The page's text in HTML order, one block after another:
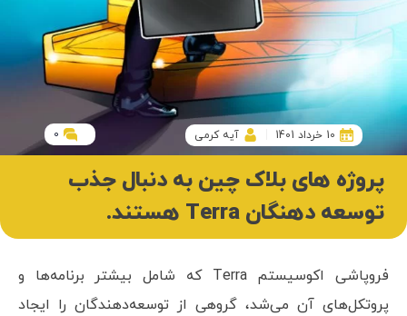
پروژه های بلاک چین به دنبال جذب
توسعه دهنگان Terra هستند.
10 خرداد 1401 آیه کرمی 0
فروپاشی اکوسیستم Terra که شامل بیشتر برنامه‌ها و
پروتکل‌های آن می‌شد، گروهی از توسعه‌دهندگان را ایجاد